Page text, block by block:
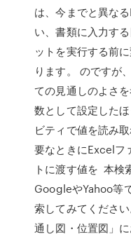
は、今までと異な
い、書類に入力す
ットを実行する前
ります。 のですが
ての見通しのよさ
数として設定した
ビティで値を読み
要なときにExcelフ
トに渡す値を 本検
GoogleやYahoo等
索してみてくださ
通し図・位置図」